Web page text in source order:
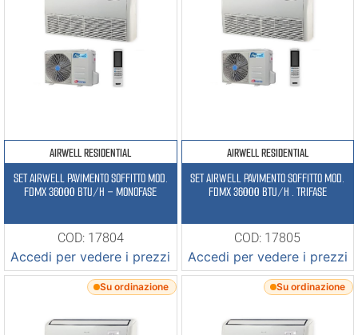
AIRWELL RESIDENTIAL
SET AIRWELL PAVIMENTO SOFFITTO MOD.
FDMX 36000 BTU/H – MONOFASE
COD: 17804
Accedi per vedere i prezzi
AIRWELL RESIDENTIAL
SET AIRWELL PAVIMENTO SOFFITTO MOD.
FDMX 36000 BTU/H . TRIFASE
COD: 17805
Accedi per vedere i prezzi
Su ordinazione Su ordinazione